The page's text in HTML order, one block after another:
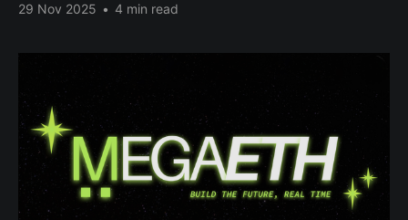
29 Nov 2025 • 4 min read